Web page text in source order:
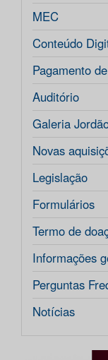
MEC
Conteúdo
Pagamento
Auditório
Galeria
Novas
Legislação
Formulários
Termo de
Informações
Perguntas
Notícias